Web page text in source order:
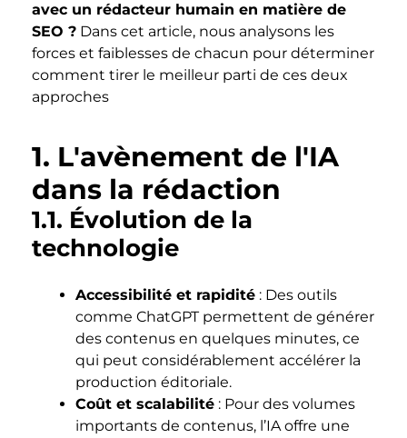
avec un rédacteur humain en matière de
SEO ? Dans cet article, nous analysons les
forces et faiblesses de chacun pour déterminer
comment tirer le meilleur parti de ces deux
approches
1. L'avènement de l'IA
dans la rédaction
1.1. Évolution de la
technologie
Accessibilité et rapidité : Des outils
comme ChatGPT permettent de générer
des contenus en quelques minutes, ce
qui peut considérablement accélérer la
production éditoriale.
Coût et scalabilité : Pour des volumes
importants de contenus, l’IA offre une